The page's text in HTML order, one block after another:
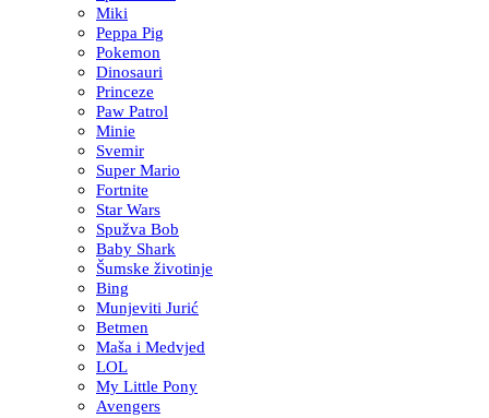
Miki
Peppa Pig
Pokemon
Dinosauri
Princeze
Paw Patrol
Minie
Svemir
Super Mario
Fortnite
Star Wars
Spužva Bob
Baby Shark
Šumske životinje
Bing
Munjeviti Jurić
Betmen
Maša i Medvjed
LOL
My Little Pony
Avengers